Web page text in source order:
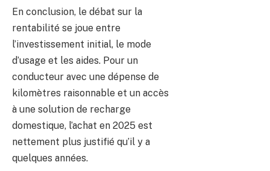
En conclusion, le débat sur la
rentabilité se joue entre
l’investissement initial, le mode
d’usage et les aides. Pour un
conducteur avec une dépense de
kilomètres raisonnable et un accès
à une solution de recharge
domestique, l’achat en 2025 est
nettement plus justifié qu’il y a
quelques années.